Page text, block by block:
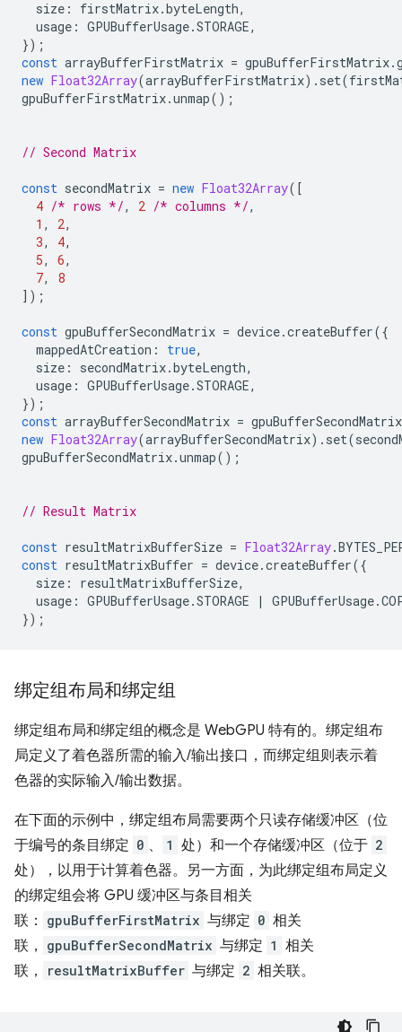
size : firstMatrix.byteLength,
usage : GPUBufferUsage.STORAGE,
});
const arrayBufferFirstMatrix = gpuBufferFirstMatrix.
new Float32Array(arrayBufferFirstMatrix). set(
gpuBufferFirstMatrix.unmap();
// Second Matrix
const secondMatrix = new Float32Array([
4 /* rows */, 2 /* columns */,
1 , 2,
3, 4,
5, 6,
7,
8
]);
const gpuBufferSecondMatrix = device.createBuffer({
mappedAtCreation : true,
size : secondMatrix.byteLength,
usage : GPUBufferUsage.STORAGE,
});
const arrayBufferSecondMatrix = gpuBufferSecondMatrix
new Float32Array(arrayBufferSecondMatrix). set(
gpuBufferSecondMatrix.unmap();
// Result Matrix
const resultMatrixBufferSize = Float32Array.
const resultMatrixBuffer = device.createBuffer({
size : resultMatrixBufferSize,
usage : GPUBufferUsage.STORAGE | GPUBufferUsage.
});
绑定组布局和绑定组
绑定组布局和绑定组的概念是 WebGPU 特有的。绑定组布
局定义了着色器所需的输入/输出接口，而绑定组则表示着
色器的实际输入/输出数据。
在下面的示例中，绑定组布局需要两个只读存储缓冲区（位
于编号的条目绑定 0 、 1 处）和一个存储缓冲区（位于 2
处），以用于计算着色器。另一方面，为此绑定组布局定义
的绑定组会将 GPU 缓冲区与条目相关
联：
gpuBufferFirstMatrix 与绑定 0 相关
联，
gpuBufferSecondMatrix 与绑定 1 相关
联，
resultMatrixBuffer 与绑定 2 相关联。